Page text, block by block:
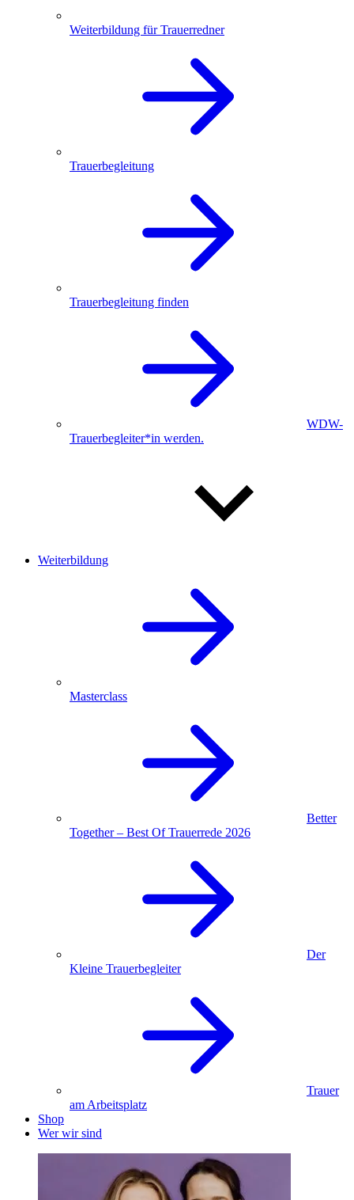
Weiterbildung für Trauerredner
Trauerbegleitung
Trauerbegleitung finden
WDW-
Trauerbegleiter*in werden.
Weiterbildung
Masterclass
Better
Together – Best Of Trauerrede 2026
Der
Kleine Trauerbegleiter
Trauer
am Arbeitsplatz
Shop
Wer wir sind